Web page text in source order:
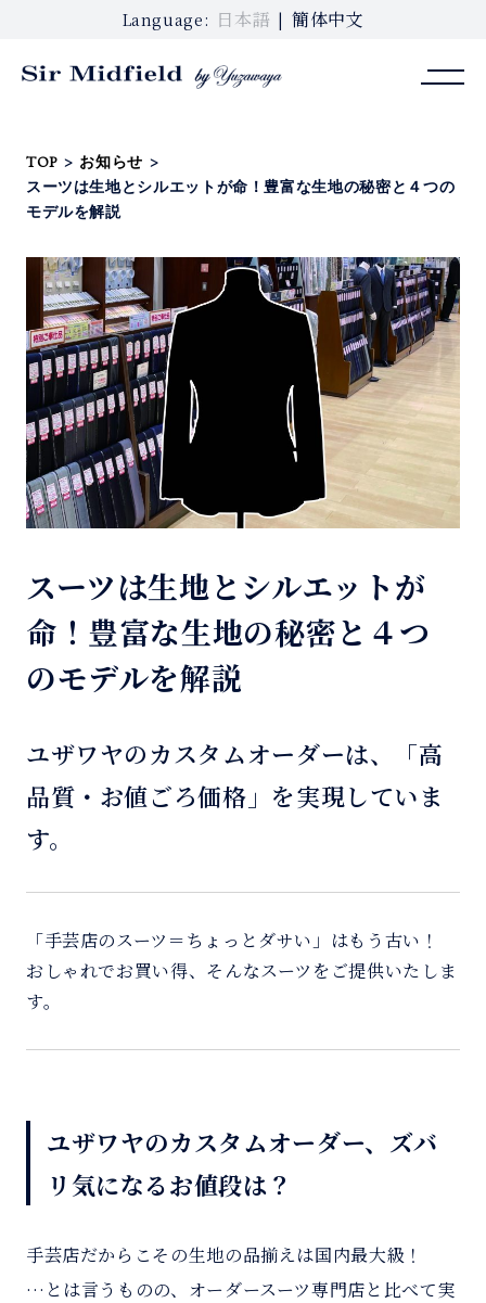
Language: 日本語 簡体中文
TOP > お知らせ >
スーツは生地とシルエットが命！豊富な生地の秘密と４つの
モデルを解説
スーツは生地とシルエットが
命！豊富な生地の秘密と４つ
のモデルを解説
ユザワヤのカスタムオーダーは、「高
品質・お値ごろ価格」を実現していま
す。
「手芸店のスーツ＝ちょっとダサい」はもう古い！
おしゃれでお買い得、そんなスーツをご提供いたしま
す。
ユザワヤのカスタムオーダー、ズバ
リ気になるお値段は？
手芸店だからこその生地の品揃えは国内最大級！
…とは言うものの、オーダースーツ専門店と比べて実